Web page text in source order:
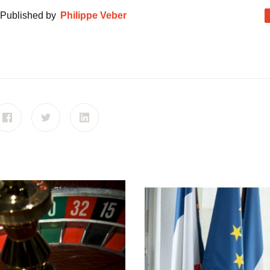
Published by Philippe Veber